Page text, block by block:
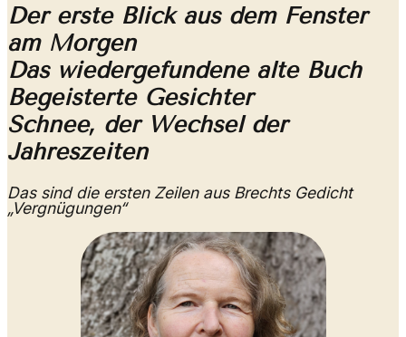
Der erste Blick aus dem Fenster
am Morgen
Das wiedergefundene alte Buch
Begeisterte Gesichter
Schnee, der Wechsel der
Jahreszeiten
Das sind die ersten Zeilen aus Brechts Gedicht
„Vergnügungen“